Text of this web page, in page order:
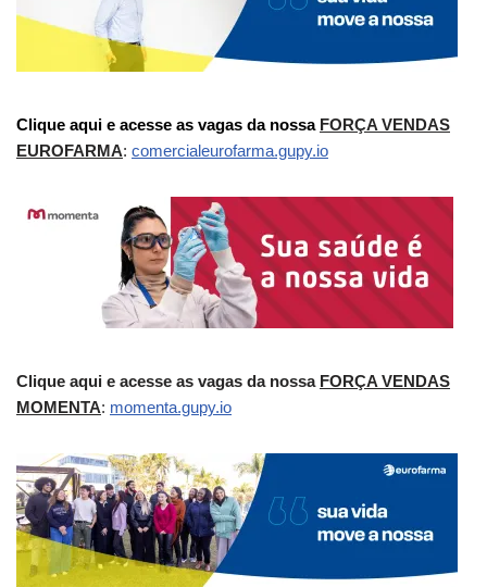
Clique aqui e acesse as vagas da nossa FORÇA VENDAS
EUROFARMA: comercialeurofarma.gupy.io
Clique aqui e acesse as vagas da nossa FORÇA VENDAS
MOMENTA: momenta.gupy.io